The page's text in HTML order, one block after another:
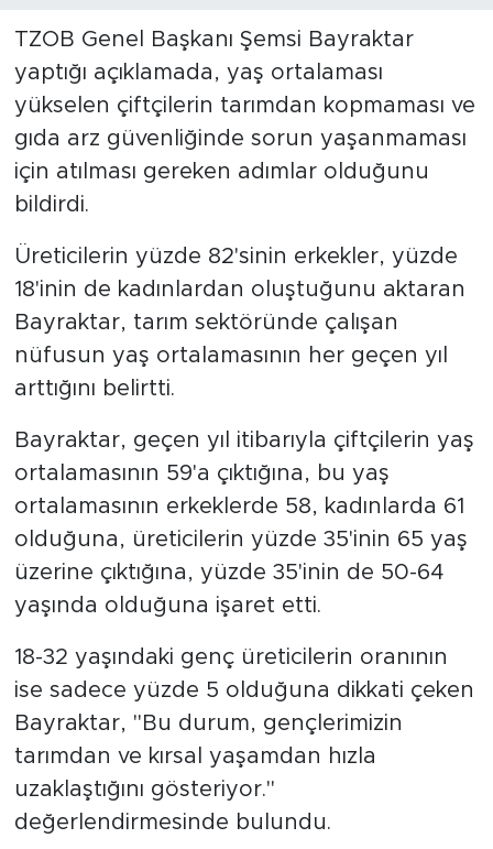
TZOB Genel Başkanı Şemsi Bayraktar
yaptığı açıklamada, yaş ortalaması
yükselen çiftçilerin tarımdan kopmaması ve
gıda arz güvenliğinde sorun yaşanmaması
için atılması gereken adımlar olduğunu
bildirdi.
Üreticilerin yüzde 82'sinin erkekler, yüzde
18'inin de kadınlardan oluştuğunu aktaran
Bayraktar, tarım sektöründe çalışan
nüfusun yaş ortalamasının her geçen yıl
arttığını belirtti.
Bayraktar, geçen yıl itibarıyla çiftçilerin yaş
ortalamasının 59'a çıktığına, bu yaş
ortalamasının erkeklerde 58, kadınlarda 61
olduğuna, üreticilerin yüzde 35'inin 65 yaş
üzerine çıktığına, yüzde 35'inin de 50-64
yaşında olduğuna işaret etti.
18-32 yaşındaki genç üreticilerin oranının
ise sadece yüzde 5 olduğuna dikkati çeken
Bayraktar, "Bu durum, gençlerimizin
tarımdan ve kırsal yaşamdan hızla
uzaklaştığını gösteriyor."
değerlendirmesinde bulundu.